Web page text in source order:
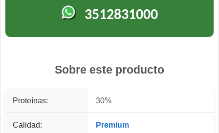
3512831000
Sobre este producto
Proteínas: 30%
Calidad: Premium